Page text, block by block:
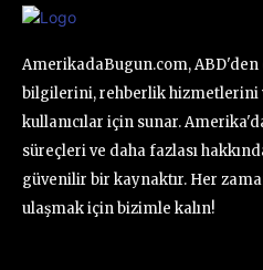
AmerikadaBugun.com,
bilgilerini, rehberlik hizmetlerini
kullanıcılar için sunar.
süreçleri ve daha fazlası
güvenilir bir kaynaktır. Her
ulaşmak için bizimle kalın!